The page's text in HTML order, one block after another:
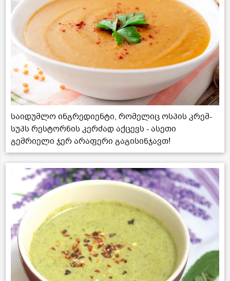
საიდუმლო ინგრედიენტი, რომელიც ოსპის კრემ-
სუპს რესტორნის კერძად აქცევს - ასეთი
გემრიელი ჯერ არაფერი გაგისინჯავთ!